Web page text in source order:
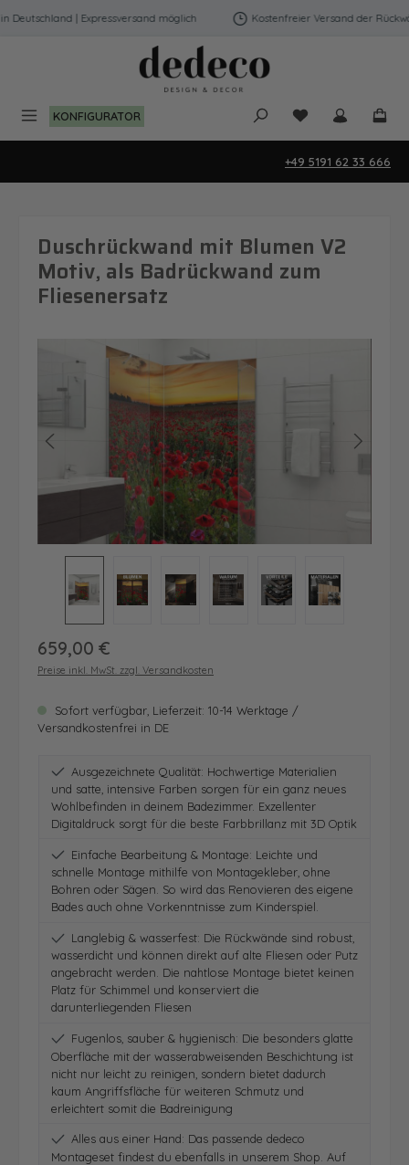
Zum Hauptinhalt springen
| Expressversand möglich Kostenfreier Versand der
KONFIGURATOR Du hast 0
+49 5191 62 33 666
Duschrückwand mit Blumen V2
Motiv, als Badrückwand zum
Fliesenersatz
Bildergalerie überspringen
Regulärer Preis:
659,00 €
Preise inkl. MwSt. zzgl. Versandkosten
Sofort verfügbar, Lieferzeit: 10-14 Werktage /
Versandkostenfrei in DE
Ausgezeichnete Qualität: Hochwertige Materialien
und satte, intensive Farben sorgen für ein ganz neues
Wohlbefinden in deinem Badezimmer. Exzellenter
Digitaldruck sorgt für die beste Farbbrillanz mit 3D Optik
Einfache Bearbeitung & Montage: Leichte und
schnelle Montage mithilfe von Montagekleber, ohne
Bohren oder Sägen. So wird das Renovieren des eigene
Bades auch ohne Vorkenntnisse zum Kinderspiel.
Langlebig & wasserfest: Die Rückwände sind robust,
wasserdicht und können direkt auf alte Fliesen oder Putz
angebracht werden. Die nahtlose Montage bietet keinen
Platz für Schimmel und konserviert die
darunterliegenden Fliesen
Fugenlos, sauber & hygienisch: Die besonders glatte
Oberfläche mit der wasserabweisenden Beschichtung ist
nicht nur leicht zu reinigen, sondern bietet dadurch
kaum Angriffsfläche für weiteren Schmutz und
erleichtert somit die Badreinigung
Alles aus einer Hand: Das passende dedeco
Montageset findest du ebenfalls in unserem Shop. Auf